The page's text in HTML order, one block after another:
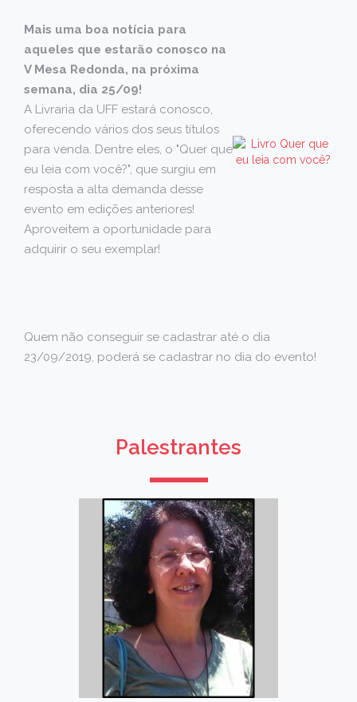
Mais uma boa notícia para
aqueles que estarão conosco na
V Mesa Redonda, na próxima
semana, dia 25/09!
A Livraria da UFF estará conosco,
oferecendo vários dos seus títulos
para venda. Dentre eles, o "Quer que
eu leia com você?", que surgiu em
resposta a alta demanda desse
evento em edições anteriores!
Aproveitem a oportunidade para
adquirir o seu exemplar!
Quem não conseguir se cadastrar até o dia
23/09/2019, poderá se cadastrar no dia do evento!
Palestrantes